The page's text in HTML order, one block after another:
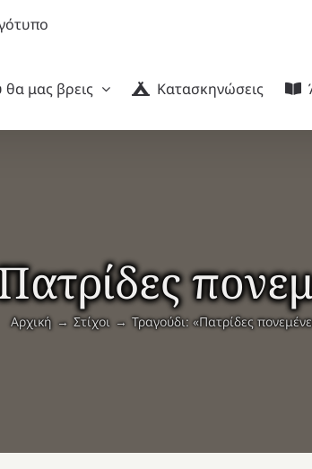
μας βρεις
Κατασκηνώσεις
Αρχική Στίχοι Τραγούδι: «Πατρίδες